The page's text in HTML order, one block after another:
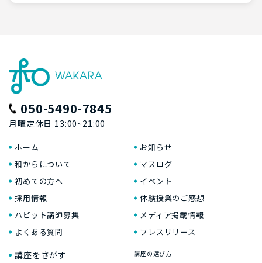
050-5490-7845
月曜定休日 13:00~21:00
ホーム
和からについて
初めての方へ
採用情報
ハビット講師募集
よくある質問
お知らせ
マスログ
イベント
体験授業のご感想
メディア掲載情報
プレスリリース
講座をさがす
講座の選び方